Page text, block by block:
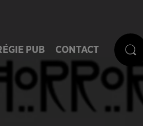
PUB CONTACT